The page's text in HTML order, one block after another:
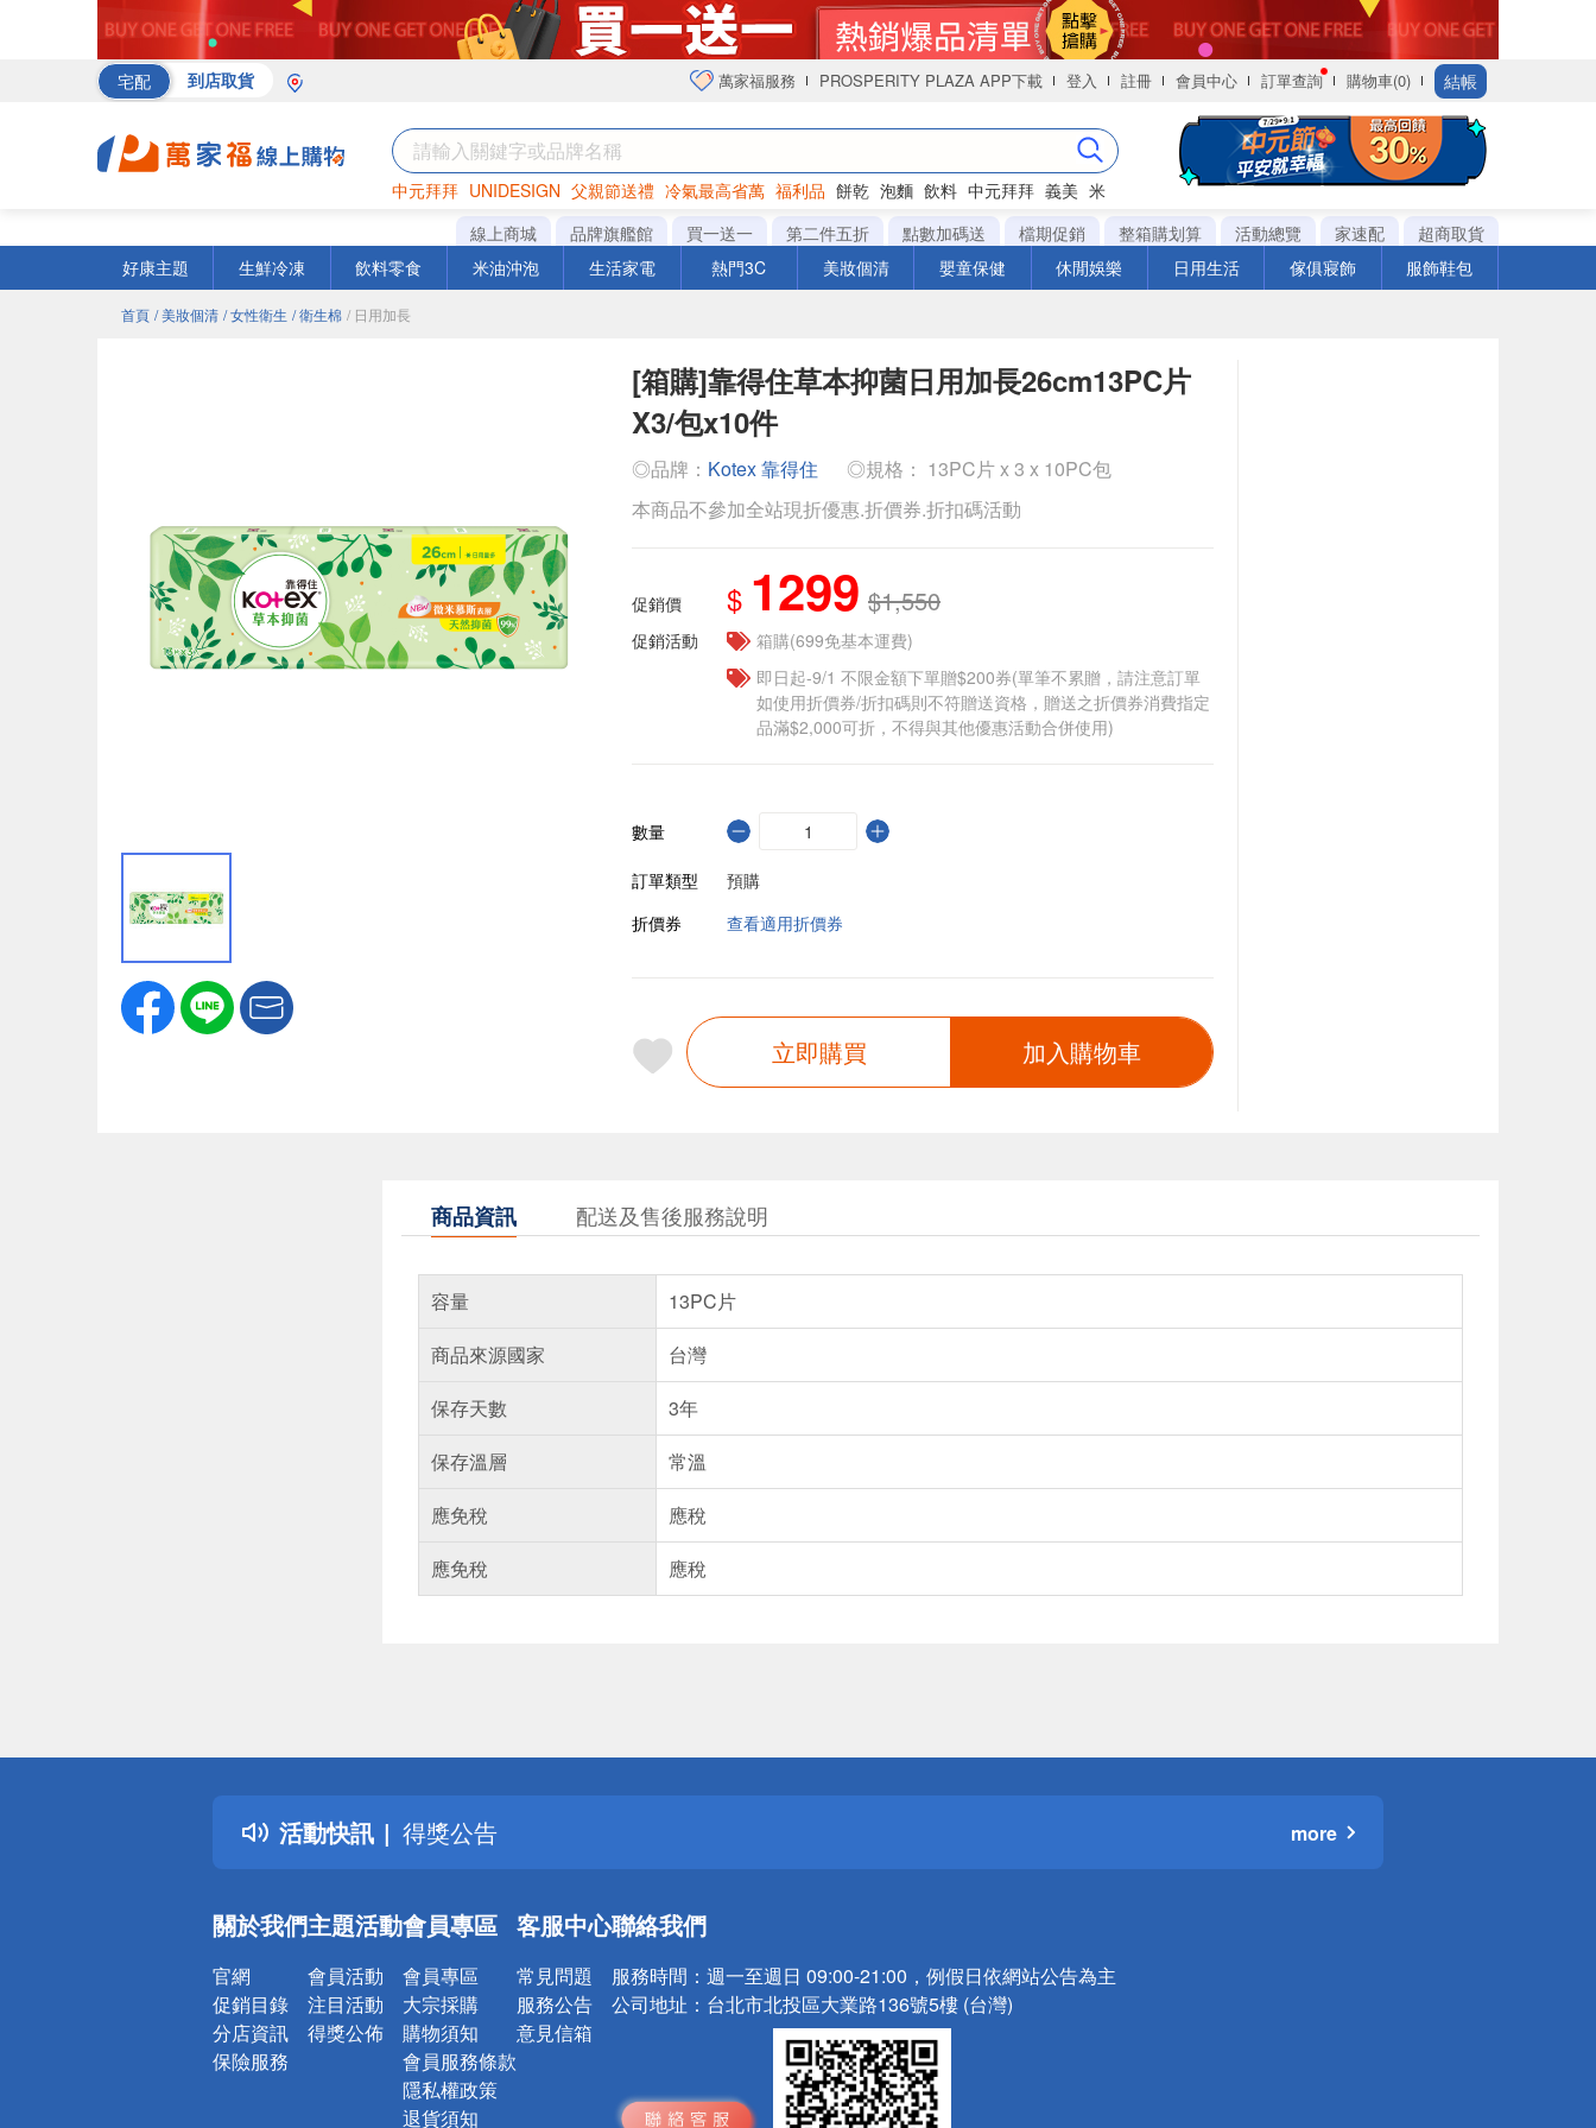
宅配 到店取貨 萬家福服務 PROSPERITY PLAZA APP下載 登入 註冊 會員中心 訂單查詢 購物車(0) 結帳
中元拜拜 UNIDESIGN 父親節送禮 冷氣最高省萬 福利品 餅乾 泡麵 飲料 中元拜拜 義美 米
巧克力 罐頭 衛生紙
線上商城 品牌旗艦館 買一送一 第二件五折 點數加碼送 檔期促銷 整箱購划算 活動總覽 家速配
超商取貨
好康主題
生鮮冷凍 飲料零食 米油沖泡 生活家電 熱門3C 美妝個清 嬰童保健 休閒娛樂 日用生活 傢俱寢飾 服飾鞋包
首頁 / 美妝個清 / 女性衛生 / 衛生棉 / 日用加長
[箱購]靠得住草本抑菌日用加長26cm13PC片
X3/包x10件
◎品牌： Kotex 靠得住
◎規格： 13PC片 x 3 x 10PC包
本商品不參加全站現折優惠.折價券.折扣碼活動
促銷價 $ 1299 $1,550
促銷活動
箱購(699免基本運費)
即日起-9/1 不限金額下單贈$200券(單筆不累贈，請注意訂單
如使用折價券/折扣碼則不符贈送資格，贈送之折價券消費指定
品滿$2,000可折，不得與其他優惠活動合併使用)
數量
訂單類型
預購
折價券
查看適用折價券
立即購買 加入購物車
商品資訊 配送及售後服務說明
容量
13PC片
商品來源國家
台灣
保存天數
3年
保存溫層
常溫
應免稅
應稅
應免稅
應稅
活動快訊
詐騙網頁！請小心！
得獎公告
熱門話題
銀行優惠
詐騙網頁！請小心！
more
關於我們
官網
促銷目錄
分店資訊
保險服務
主題活動
會員活動
注目活動
得獎公佈
會員專區
會員專區
大宗採購
購物須知
會員服務條款
隱私權政策
退貨須知
客服中心
常見問題
服務公告
意見信箱
聯絡我們
服務時間： 週一至週日 09:00-21:00，例假日依網站公告為主
公司地址： 台北市北投區大業路136號5樓 (台灣)